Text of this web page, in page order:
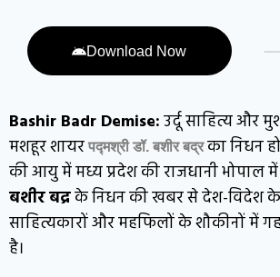
Download Now
Bashir Badr Demise:उर्दू साहित्य और
मशहूर शायर पद्मश्री डॉ. बशीर बद्रका निधन हो
की आयु में मध्य प्रदेश की राजधानी भोपाल
बशीरबद्रके निधन की खबर से देश-विदेश
साहित्यकारों और महफिलों के शौकीनों में
है।